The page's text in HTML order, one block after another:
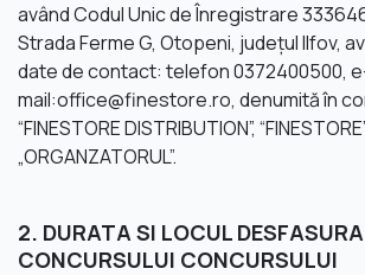
având Codul Unic de Înregistrare
Strada Ferme G, Otopeni, judeţul Ilfov,
date de contact: telefon 0372400500,
mail:office@finestore.ro, denumită în
“FINESTORE DISTRIBUTION”,
„ORGANZATORUL”.
2. DURATA SI LOCUL
CONCURSULUI CONCURSULUI